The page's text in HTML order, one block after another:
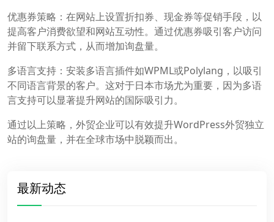
优惠券策略：在网站上设置折扣券、现金券等促销手段，以
提高客户消费欲望和网站互动性。通过优惠券吸引客户访问
并留下联系方式，从而增加询盘量。
多语言支持：安装多语言插件如WPML或Polylang，以吸引
不同语言背景的客户。这对于日本市场尤为重要，因为多语
言支持可以显著提升网站的国际吸引力。
通过以上策略，外贸企业可以有效提升WordPress外贸独立
站的询盘量，并在全球市场中脱颖而出。
最新动态